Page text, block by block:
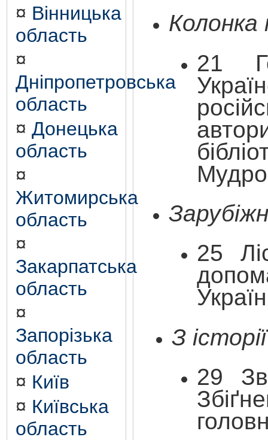
¤ Вінницька
область
¤
Дніпропетровська
область
¤ Донецька
область
¤
Житомирська
область
¤
Закарпатська
область
¤
Запорізька
область
¤ Київ
¤ Київська
область
Колонка
21
25
З
29